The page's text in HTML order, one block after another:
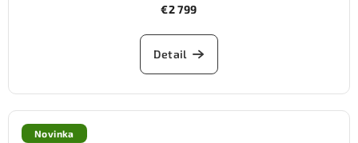
€2 799
Detail
Novinka